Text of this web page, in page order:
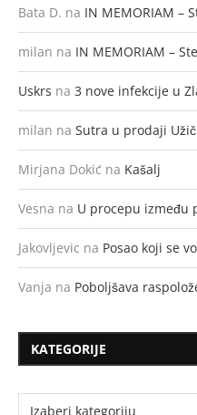
Bata D. na IN MEMORIAM –
milan na IN MEMORIAM –
Uskrs na 3 nove infekcije u
milan na Sutra u prodaji
Mirjana Dokić na Kašalj
Vesna na U procepu između
Jakovljevic na Posao koji se
Vanja na Poboljšava
KATEGORIJE